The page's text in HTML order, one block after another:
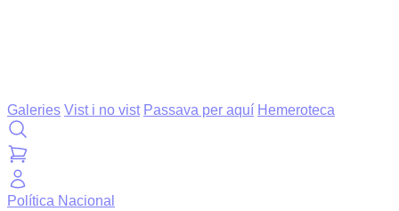
Galeries Vist i no vist Passava per aquí Hemeroteca
Política Nacional